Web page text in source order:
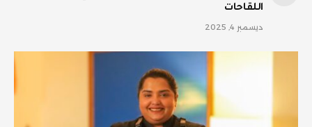
اللقاحات
ديسمبر 4, 2025